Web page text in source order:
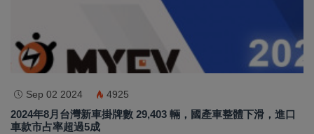
Sep 02 2024 4925
2024年8月台灣新車掛牌數 29,403 輛，國產車整體下滑，進口
車款市占率超過5成